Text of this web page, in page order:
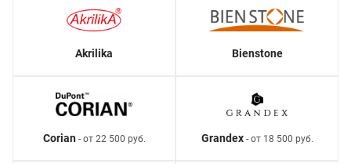
Akrilika Bienstone
Corian- от 22 500 руб. Grandex- от 18 500 руб.